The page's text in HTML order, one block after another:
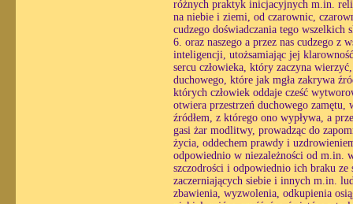
różnych praktyk inicjacyjnych m.in.
na niebie i ziemi, od czarownic,
cudzego doświadczania tego wszelkich
6. oraz naszego a przez nas cudzego
inteligencji, utożsamiając jej
sercu człowieka, który zaczyna
duchowego, które jak mgła zakrywa
których człowiek oddaje cześć
otwiera przestrzeń duchowego zamętu,
źródłem, z którego ono wypływa, a
gasi żar modlitwy, prowadząc do
życia, oddechem prawdy i
odpowiednio w niezależności od m.in.
szczodrości i odpowiednio ich braku
zaczerniających siebie i innych m.in.
zbawienia, wyzwolenia, odkupienia